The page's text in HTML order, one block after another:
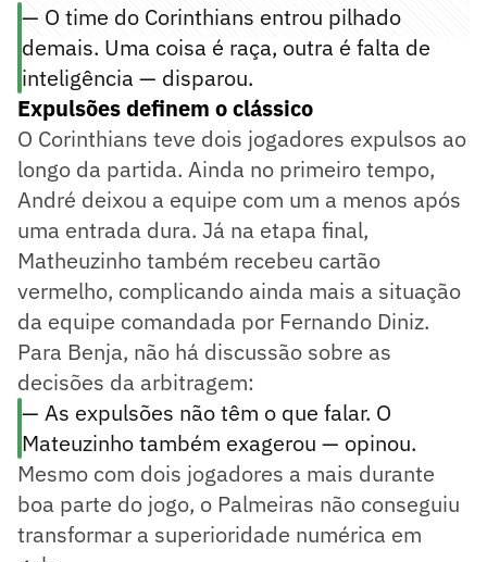
— O time do Corinthians entrou pilhado
demais. Uma coisa é raça, outra é falta de
inteligência — disparou.
Expulsões definem o clássico
O Corinthians teve dois jogadores expulsos ao
longo da partida. Ainda no primeiro tempo,
André deixou a equipe com um a menos após
uma entrada dura. Já na etapa final,
Matheuzinho também recebeu cartão
vermelho, complicando ainda mais a situação
da equipe comandada por Fernando Diniz.
Para Benja, não há discussão sobre as
decisões da arbitragem:
— As expulsões não têm o que falar. O
Mateuzinho também exagerou — opinou.
Mesmo com dois jogadores a mais durante
boa parte do jogo, o Palmeiras não conseguiu
transformar a superioridade numérica em